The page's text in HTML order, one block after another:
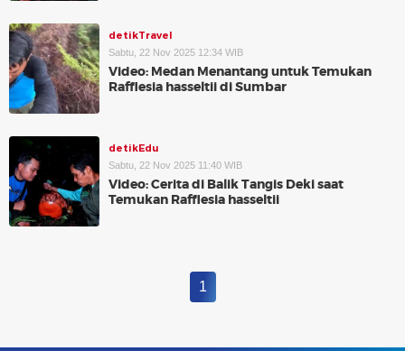
detikTravel
Sabtu, 22 Nov 2025 12:34 WIB
Video: Medan Menantang untuk Temukan
Rafflesia hasseltii di Sumbar
detikEdu
Sabtu, 22 Nov 2025 11:40 WIB
Video: Cerita di Balik Tangis Deki saat
Temukan Rafflesia hasseltii
1